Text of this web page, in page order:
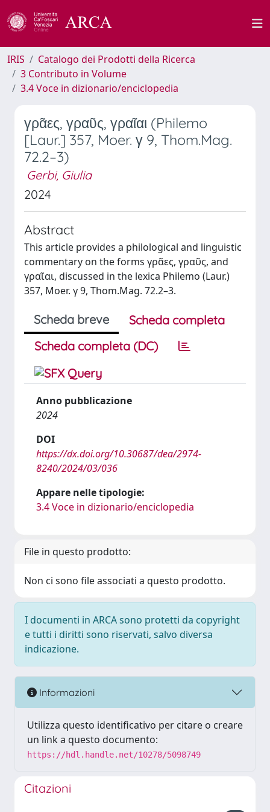
IRIS
Catalogo dei Prodotti della Ricerca
3 Contributo in Volume
3.4 Voce in dizionario/enciclopedia
γρᾶες, γραῦς, γραῖαι (Philemo
[Laur.] 357, Moer. γ 9, Thom.Mag.
72.2–3)
Gerbi, Giulia
2024
Abstract
This article provides a philological and linguistic
commentary on the forms γρᾶες, γραῦς, and
γραῖαι, discussed in the lexica Philemo (Laur.)
357, Moer. γ 9, Thom.Mag. 72.2–3.
Scheda breve
Scheda completa
Scheda completa (DC)
Anno pubblicazione
2024
DOI
https://dx.doi.org/10.30687/dea/2974-
8240/2024/03/036
Appare nelle tipologie:
3.4 Voce in dizionario/enciclopedia
File in questo prodotto:
Non ci sono file associati a questo prodotto.
I documenti in ARCA sono protetti da copyright
e tutti i diritti sono riservati, salvo diversa
indicazione.
Informazioni
Utilizza questo identificativo per citare o creare
un link a questo documento:
https://hdl.handle.net/10278/5098749
Citazioni